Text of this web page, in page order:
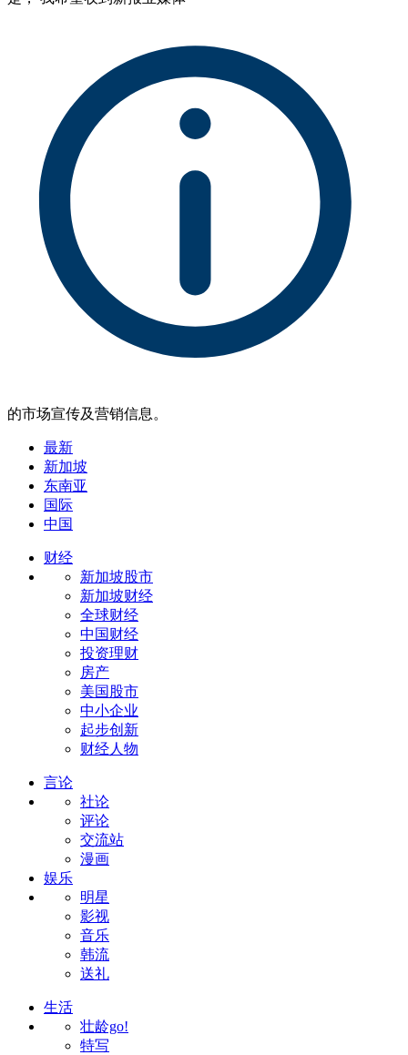
的市场宣传及营销信息。
最新
新加坡
东南亚
国际
中国
财经
新加坡股市
新加坡财经
全球财经
中国财经
投资理财
房产
美国股市
中小企业
起步创新
财经人物
言论
社论
评论
交流站
漫画
娱乐
明星
影视
音乐
韩流
送礼
生活
壮龄go!
特写